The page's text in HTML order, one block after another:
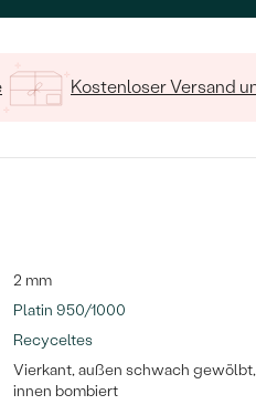
Kostenloser Versand
2 mm
Platin 950/1000
Recyceltes
Vierkant, außen schwach gewölbt,
innen bombiert